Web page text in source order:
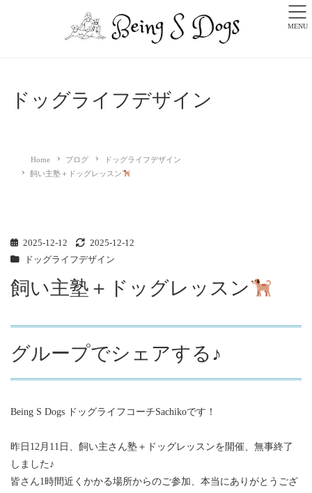
ドッグライフデザイン
Home ブログ
ドッグライフデザイン
飼い主塾＋ドッグレッスン
2025-12-12
2025-12-12
ドッグライフデザイン
飼い主塾＋ドッグレッスン
グループでシェアする♪
Being S Dogs ドッグライフコーチSachikoです！
昨日12月11日、飼い主さん塾＋ドッグレッスンを開催、無事終了
しました♪
皆さん1時間近くかかる場所からのご参加、本当にありがとうござ
MENU